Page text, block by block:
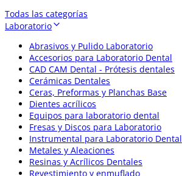
Todas las categorías
Laboratorio
Abrasivos y Pulido Laboratorio
Accesorios para Laboratorio Dental
CAD CAM Dental - Prótesis dentales
Cerámicas Dentales
Ceras, Preformas y Planchas Base
Dientes acrílicos
Equipos para laboratorio dental
Fresas y Discos para Laboratorio
Instrumental para Laboratorio Dental
Metales y Aleaciones
Resinas y Acrílicos Dentales
Revestimiento y enmuflado